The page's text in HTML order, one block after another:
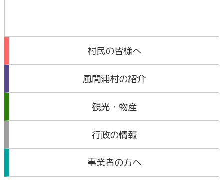
村民の皆様へ
風間浦村の紹介
観光・物産
行政の情報
事業者の方へ